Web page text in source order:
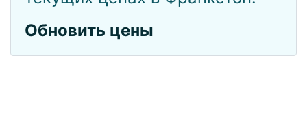
Обновить цены